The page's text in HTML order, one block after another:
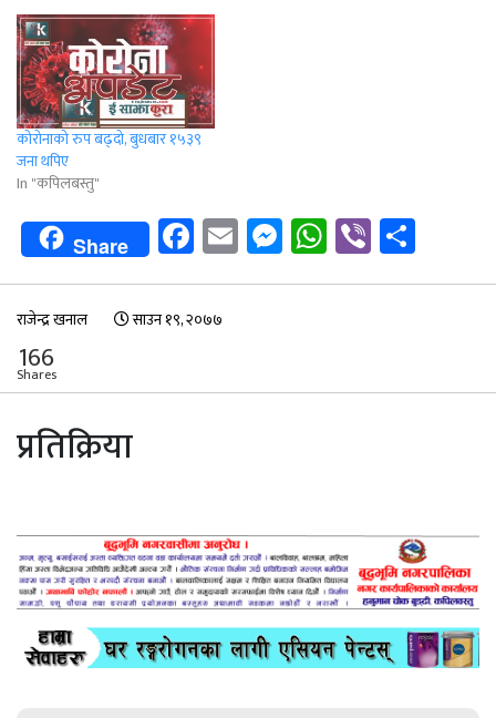
सय १९ जनाको पीसीआर विधिमार्फत
कोरोना परीक्षण गर्दा आठ…
कोरोनाको रुप बढ्दो, बुधबार १५३९
जना थपिए
In "कपिलबस्तु"
Share Facebook
EmailMessenger
WhatsApp
Viber
राजेन्द्र खनाल साउन १९, २०७७
166
Shares
प्रतिक्रिया